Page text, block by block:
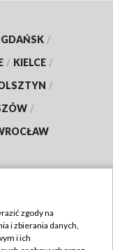
GDAŃSK /
/ KIELCE /
/
/
zgody na
i zbierania danych,
i ich